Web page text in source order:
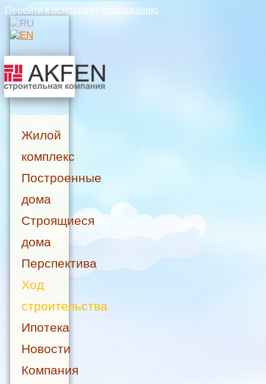
Перейти к основному содержанию
Жилой
комплекс
Построенные
дома
Строящиеся
дома
Перспектива
Ход
строительства
Ипотека
Новости
Компания